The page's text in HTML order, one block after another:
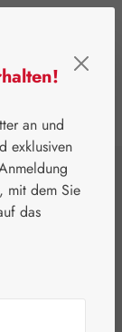
an und
exklusiven
mit dem Sie
das